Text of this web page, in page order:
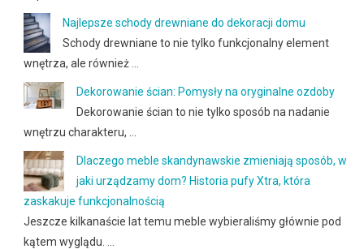
Najlepsze schody drewniane do dekoracji domu
Schody drewniane to nie tylko funkcjonalny element
wnętrza, ale również …
Dekorowanie ścian: Pomysły na oryginalne ozdoby
Dekorowanie ścian to nie tylko sposób na nadanie
wnętrzu charakteru, …
Dlaczego meble skandynawskie zmieniają sposób, w
jaki urządzamy dom? Historia pufy Xtra, która
zaskakuje funkcjonalnością
Jeszcze kilkanaście lat temu meble wybieraliśmy głównie pod
kątem wyglądu. …